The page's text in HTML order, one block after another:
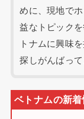
めに、現地で
益なトピック
トナムに興味
探しがんばって